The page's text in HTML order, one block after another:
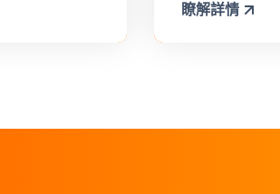
瞭解詳情